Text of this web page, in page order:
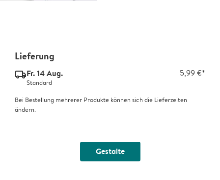
Lieferung
delivery_standard_v2Fr. 14 Aug. 5,99 €*
Standard
Bei Bestellung mehrerer Produkte können sich die Lieferzeiten
ändern.
Gestalte